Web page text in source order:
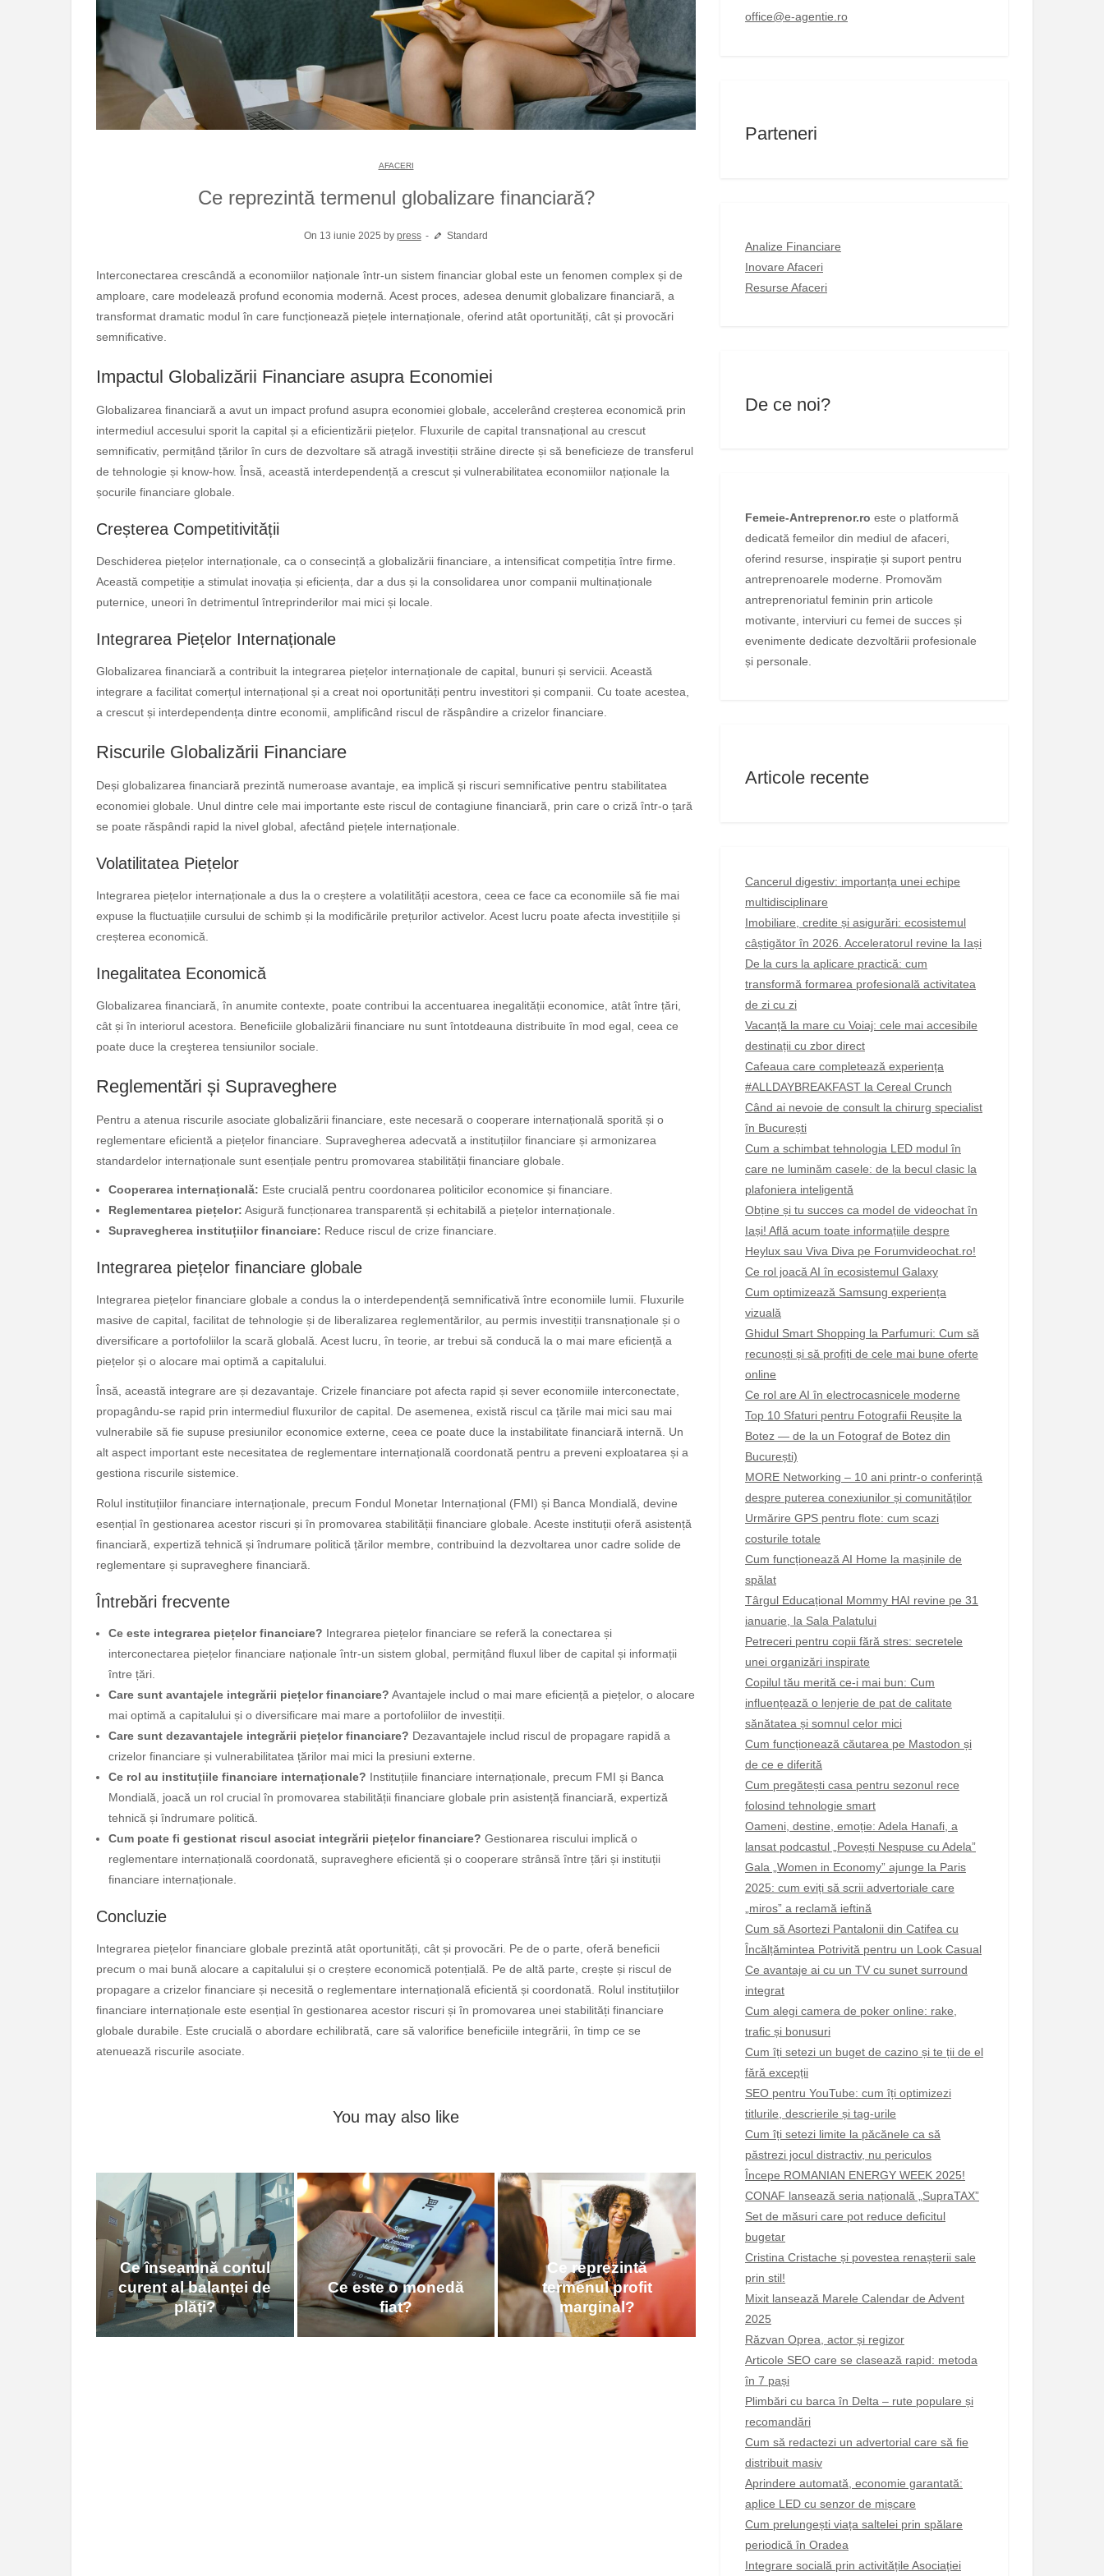
AFACERI
Ce reprezintă termenul globalizare financiară?
On 13 iunie 2025 by press Standard
Interconectarea crescândă a economiilor naționale într-un sistem financiar global este un fenomen complex și de
amploare, care modelează profund economia modernă. Acest proces, adesea denumit globalizare financiară, a
transformat dramatic modul în care funcționează piețele internaționale, oferind atât oportunități, cât și provocări
semnificative.
Impactul Globalizării Financiare asupra Economiei
Globalizarea financiară a avut un impact profund asupra economiei globale, accelerând creșterea economică prin
intermediul accesului sporit la capital și a eficientizării piețelor. Fluxurile de capital transnațional au crescut
semnificativ, permițând țărilor în curs de dezvoltare să atragă investiții străine directe și să beneficieze de transferul
de tehnologie și know-how. Însă, această interdependență a crescut și vulnerabilitatea economiilor naționale la
șocurile financiare globale.
Creșterea Competitivității
Deschiderea piețelor internaționale, ca o consecință a globalizării financiare, a intensificat competiția între firme.
Această competiție a stimulat inovația și eficiența, dar a dus și la consolidarea unor companii multinaționale
puternice, uneori în detrimentul întreprinderilor mai mici și locale.
Integrarea Piețelor Internaționale
Globalizarea financiară a contribuit la integrarea piețelor internaționale de capital, bunuri și servicii. Această
integrare a facilitat comerțul internațional și a creat noi oportunități pentru investitori și companii. Cu toate acestea,
a crescut și interdependența dintre economii, amplificând riscul de răspândire a crizelor financiare.
Riscurile Globalizării Financiare
Deși globalizarea financiară prezintă numeroase avantaje, ea implică și riscuri semnificative pentru stabilitatea
economiei globale. Unul dintre cele mai importante este riscul de contagiune financiară, prin care o criză într-o țară
se poate răspândi rapid la nivel global, afectând piețele internaționale.
Volatilitatea Piețelor
Integrarea piețelor internaționale a dus la o creștere a volatilității acestora, ceea ce face ca economiile să fie mai
expuse la fluctuațiile cursului de schimb și la modificările prețurilor activelor. Acest lucru poate afecta investițiile și
creșterea economică.
Inegalitatea Economică
Globalizarea financiară, în anumite contexte, poate contribui la accentuarea inegalității economice, atât între țări,
cât și în interiorul acestora. Beneficiile globalizării financiare nu sunt întotdeauna distribuite în mod egal, ceea ce
poate duce la creşterea tensiunilor sociale.
Reglementări și Supraveghere
Pentru a atenua riscurile asociate globalizării financiare, este necesară o cooperare internațională sporită și o
reglementare eficientă a piețelor financiare. Supravegherea adecvată a instituțiilor financiare și armonizarea
standardelor internaționale sunt esențiale pentru promovarea stabilității financiare globale.
Cooperarea internațională: Este crucială pentru coordonarea politicilor economice și financiare.
Reglementarea piețelor: Asigură funcționarea transparentă și echitabilă a piețelor internaționale.
Supravegherea instituțiilor financiare: Reduce riscul de crize financiare.
Integrarea piețelor financiare globale
Integrarea piețelor financiare globale a condus la o interdependență semnificativă între economiile lumii. Fluxurile
masive de capital, facilitat de tehnologie și de liberalizarea reglementărilor, au permis investiții transnaționale și o
diversificare a portofoliilor la scară globală. Acest lucru, în teorie, ar trebui să conducă la o mai mare eficiență a
piețelor și o alocare mai optimă a capitalului.
Însă, această integrare are și dezavantaje. Crizele financiare pot afecta rapid și sever economiile interconectate,
propagându-se rapid prin intermediul fluxurilor de capital. De asemenea, există riscul ca țările mai mici sau mai
vulnerabile să fie supuse presiunilor economice externe, ceea ce poate duce la instabilitate financiară internă. Un
alt aspect important este necesitatea de reglementare internațională coordonată pentru a preveni exploatarea și a
gestiona riscurile sistemice.
Rolul instituțiilor financiare internaționale, precum Fondul Monetar Internațional (FMI) și Banca Mondială, devine
esențial în gestionarea acestor riscuri și în promovarea stabilității financiare globale. Aceste instituții oferă asistență
financiară, expertiză tehnică și îndrumare politică țărilor membre, contribuind la dezvoltarea unor cadre solide de
reglementare și supraveghere financiară.
Întrebări frecvente
Ce este integrarea piețelor financiare? Integrarea piețelor financiare se referă la conectarea și
interconectarea piețelor financiare naționale într-un sistem global, permițând fluxul liber de capital și informații
între țări.
Care sunt avantajele integrării piețelor financiare? Avantajele includ o mai mare eficiență a piețelor, o alocare
mai optimă a capitalului și o diversificare mai mare a portofoliilor de investiții.
Care sunt dezavantajele integrării piețelor financiare? Dezavantajele includ riscul de propagare rapidă a
crizelor financiare și vulnerabilitatea țărilor mai mici la presiuni externe.
Ce rol au instituțiile financiare internaționale? Instituțiile financiare internaționale, precum FMI și Banca
Mondială, joacă un rol crucial în promovarea stabilității financiare globale prin asistență financiară, expertiză
tehnică și îndrumare politică.
Cum poate fi gestionat riscul asociat integrării piețelor financiare? Gestionarea riscului implică o
reglementare internațională coordonată, supraveghere eficientă și o cooperare strânsă între țări și instituții
financiare internaționale.
Concluzie
Integrarea piețelor financiare globale prezintă atât oportunități, cât și provocări. Pe de o parte, oferă beneficii
precum o mai bună alocare a capitalului și o creștere economică potențială. Pe de altă parte, crește și riscul de
propagare a crizelor financiare și necesită o reglementare internațională eficientă și coordonată. Rolul instituțiilor
financiare internaționale este esențial în gestionarea acestor riscuri și în promovarea unei stabilități financiare
globale durabile. Este crucială o abordare echilibrată, care să valorifice beneficiile integrării, în timp ce se
atenuează riscurile asociate.
You may also like
Ce înseamnă contul
curent al balanței de
plăți?
Ce este o monedă
fiat?
Ce reprezintă
termenul profit
marginal?
office@e-agentie.ro
Parteneri
Analize Financiare
Inovare Afaceri
Resurse Afaceri
De ce noi?
Femeie-Antreprenor.ro este o platformă
dedicată femeilor din mediul de afaceri,
oferind resurse, inspirație și suport pentru
antreprenoarele moderne. Promovăm
antreprenoriatul feminin prin articole
motivante, interviuri cu femei de succes și
evenimente dedicate dezvoltării profesionale
și personale.
Articole recente
Cancerul digestiv: importanța unei echipe
multidisciplinare
Imobiliare, credite și asigurări: ecosistemul
câștigător în 2026. Acceleratorul revine la Iași
De la curs la aplicare practică: cum
transformă formarea profesională activitatea
de zi cu zi
Vacanță la mare cu Voiaj: cele mai accesibile
destinații cu zbor direct
Cafeaua care completează experiența
#ALLDAYBREAKFAST la Cereal Crunch
Când ai nevoie de consult la chirurg specialist
în București
Cum a schimbat tehnologia LED modul în
care ne luminăm casele: de la becul clasic la
plafoniera inteligentă
Obține și tu succes ca model de videochat în
Iași! Află acum toate informațiile despre
Heylux sau Viva Diva pe Forumvideochat.ro!
Ce rol joacă AI în ecosistemul Galaxy
Cum optimizează Samsung experiența
vizuală
Ghidul Smart Shopping la Parfumuri: Cum să
recunoști și să profiți de cele mai bune oferte
online
Ce rol are AI în electrocasnicele moderne
Top 10 Sfaturi pentru Fotografii Reușite la
Botez — de la un Fotograf de Botez din
București)
MORE Networking – 10 ani printr-o conferință
despre puterea conexiunilor și comunităților
Urmărire GPS pentru flote: cum scazi
costurile totale
Cum funcționează AI Home la mașinile de
spălat
Târgul Educațional Mommy HAI revine pe 31
ianuarie, la Sala Palatului
Petreceri pentru copii fără stres: secretele
unei organizări inspirate
Copilul tău merită ce-i mai bun: Cum
influențează o lenjerie de pat de calitate
sănătatea și somnul celor mici
Cum funcționează căutarea pe Mastodon și
de ce e diferită
Cum pregătești casa pentru sezonul rece
folosind tehnologie smart
Oameni, destine, emoție: Adela Hanafi, a
lansat podcastul „Povești Nespuse cu Adela”
Gala „Women in Economy” ajunge la Paris
2025: cum eviți să scrii advertoriale care
„miros” a reclamă ieftină
Cum să Asortezi Pantalonii din Catifea cu
Încălțămintea Potrivită pentru un Look Casual
Ce avantaje ai cu un TV cu sunet surround
integrat
Cum alegi camera de poker online: rake,
trafic și bonusuri
Cum îți setezi un buget de cazino și te ții de el
fără excepții
SEO pentru YouTube: cum îți optimizezi
titlurile, descrierile și tag-urile
Cum îți setezi limite la păcănele ca să
păstrezi jocul distractiv, nu periculos
Începe ROMANIAN ENERGY WEEK 2025!
CONAF lansează seria națională „SupraTAX”
Set de măsuri care pot reduce deficitul
bugetar
Cristina Cristache și povestea renașterii sale
prin stil!
Mixit lansează Marele Calendar de Advent
2025
Răzvan Oprea, actor și regizor
Articole SEO care se clasează rapid: metoda
în 7 pași
Plimbări cu barca în Delta – rute populare și
recomandări
Cum să redactezi un advertorial care să fie
distribuit masiv
Aprindere automată, economie garantată:
aplice LED cu senzor de mișcare
Cum prelungești viața saltelei prin spălare
periodică în Oradea
Integrare socială prin activitățile Asociației